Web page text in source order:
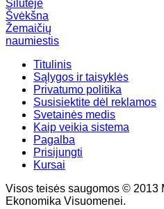
Šilutėje
Švėkšna
Žemaičių
naumiestis
Titulinis
Sąlygos ir taisyklės
Privatumo politika
Susisiektite dėl reklamos
Svetainės medis
Kaip veikia sistema
Pagalba
Prisijungti
Kursai
Visos teisės saugomos © 2013
Ekonomika Visuomenei.